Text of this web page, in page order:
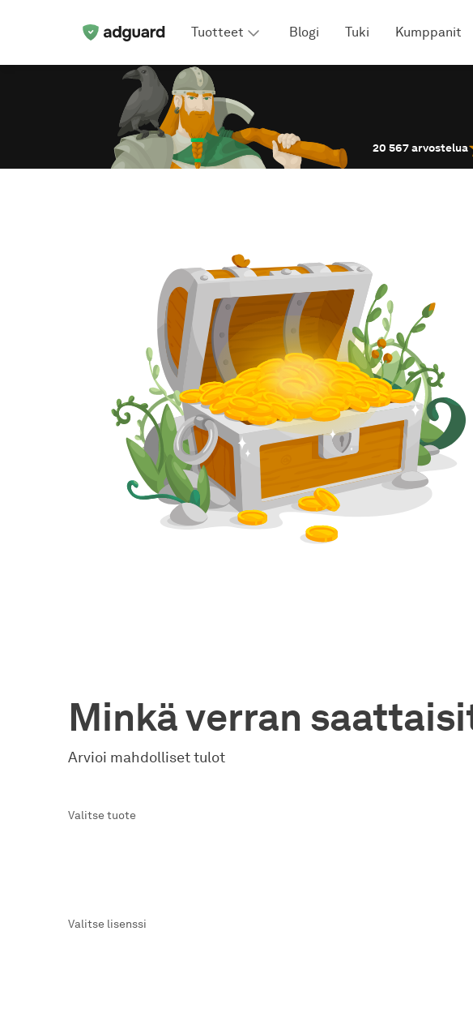
Tuotteet Blogi Tuki Kumppanit
20 567arvostelua
Minkä verran
Arvioi mahdolliset tulot
Valitse tuote
Valitse lisenssi